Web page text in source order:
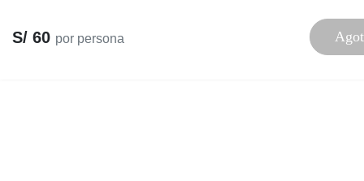
S/ 60 por persona